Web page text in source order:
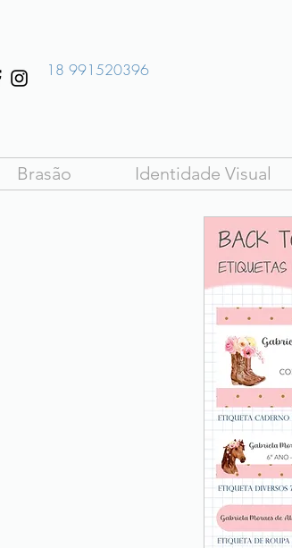
18 991520396
Brasão Identidade Visual